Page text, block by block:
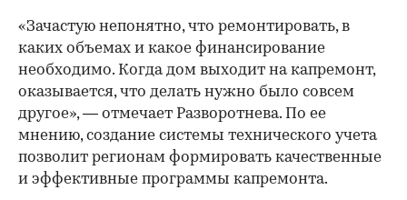
«Зачастую непонятно, что ремонтировать, в
каких объемах и какое финансирование
необходимо. Когда дом выходит на капремонт,
оказывается, что делать нужно было совсем
другое», — отмечает Разворотнева. По ее
мнению, создание системы технического учета
позволит регионам формировать качественные
и эффективные программы капремонта.